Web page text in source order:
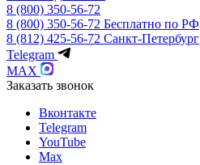
8 (800) 350-56-72
8 (800) 350-56-72 Бесплатно по РФ
8 (812) 425-56-72 Санкт-Петербург
Telegram
MAX
Заказать звонок
Вконтакте
Telegram
YouTube
Max